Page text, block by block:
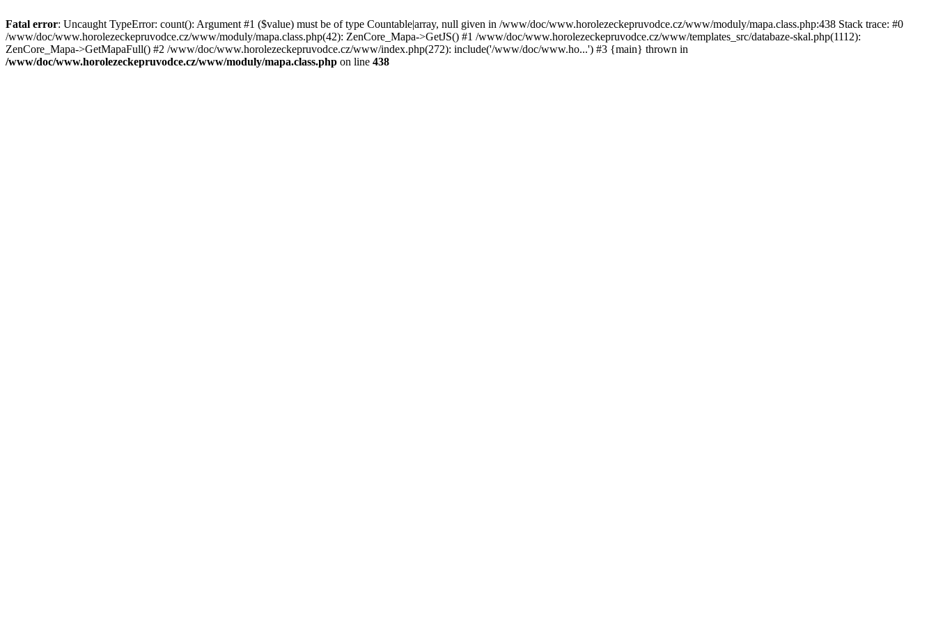
Fatal error: Uncaught TypeError: count(): Argument #1 ($value) must be of type Countable|array, null given in /www/doc/www.horolezeckepruvodce.cz/www/moduly/mapa.class.php:438 Stack trace: #0
/www/doc/www.horolezeckepruvodce.cz/www/moduly/mapa.class.php(42): ZenCore_Mapa->GetJS() #1 /www/doc/www.horolezeckepruvodce.cz/www/templates_src/databaze-skal.php(1112):
ZenCore_Mapa->GetMapaFull() #2 /www/doc/www.horolezeckepruvodce.cz/www/index.php(272): include('/www/doc/www.ho...') #3 {main} thrown in
/www/doc/www.horolezeckepruvodce.cz/www/moduly/mapa.class.php on line 438